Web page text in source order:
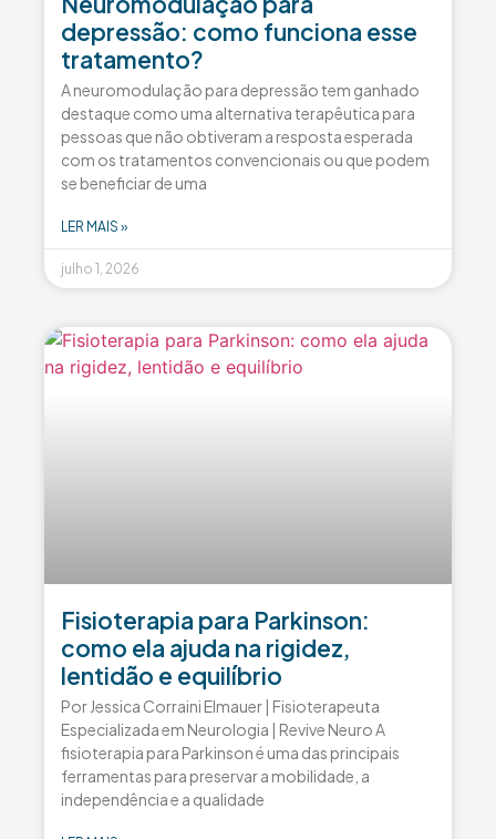
depressão: como funciona esse
tratamento?
A neuromodulação para depressão tem ganhado
destaque como uma alternativa terapêutica para
pessoas que não obtiveram a resposta esperada
com os tratamentos convencionais ou que podem
se beneficiar de uma
LER MAIS »
julho 1, 2026
Fisioterapia para Parkinson:
como ela ajuda na rigidez,
lentidão e equilíbrio
Por Jessica Corraini Elmauer | Fisioterapeuta
Especializada em Neurologia | Revive Neuro A
fisioterapia para Parkinson é uma das principais
ferramentas para preservar a mobilidade, a
independência e a qualidade